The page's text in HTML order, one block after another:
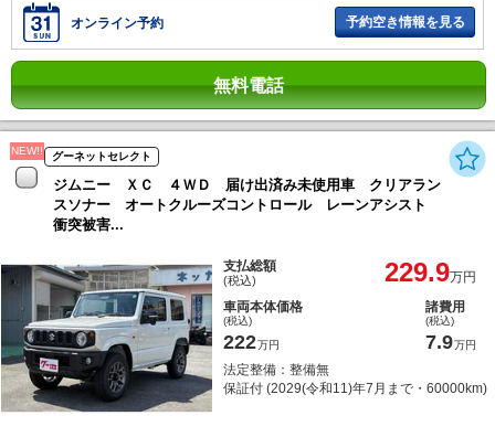
オンライン予約 予約空き情報を見る
無料電話
NEW!! グーネットセレクト
ジムニー ＸＣ ４ＷＤ 届け出済み未使用車 クリアラン
スソナー オートクルーズコントロール レーンアシスト
衝突被害...
支払総額
(税込) 229.9万円
車両本体価格
(税込)
222万円
諸費用
(税込)
7.9万円
法定整備：整備無
保証付 (2029(令和11)年7月まで・60000km)